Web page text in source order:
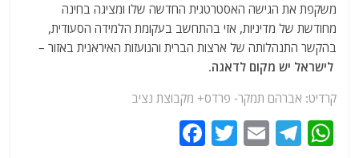
משקפת את הגישה האסטרטגית החדשה שלו ומציגה בחינה
מחודשת של מדיניות, אזי בהתחשב בעקומת הלמידה הסעודית,
בהקשר התנהלותה של ארצות הברית והנועזות האיראנית באזור –
לישראל יש מקום לדאגה.
קרדיט: אברהם תמקר- פרדס+ מקבוצת נציב
W
T
E
T